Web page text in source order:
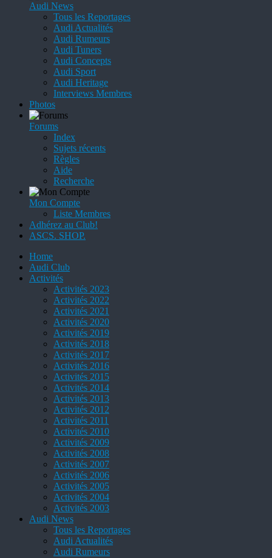
Audi News
Tous les Reportages
Audi Actualités
Audi Rumeurs
Audi Tuners
Audi Concepts
Audi Sport
Audi Heritage
Interviews Membres
Photos
Forums
Index
Sujets récents
Règles
Aide
Recherche
Mon Compte
Liste Membres
Adhérez au Club!
ASCS. SHOP.
Home
Audi Club
Activités
Activités 2023
Activités 2022
Activités 2021
Activités 2020
Activités 2019
Activités 2018
Activités 2017
Activités 2016
Activités 2015
Activités 2014
Activités 2013
Activités 2012
Activités 2011
Activités 2010
Activités 2009
Activités 2008
Activités 2007
Activités 2006
Activités 2005
Activités 2004
Activités 2003
Audi News
Tous les Reportages
Audi Actualités
Audi Rumeurs